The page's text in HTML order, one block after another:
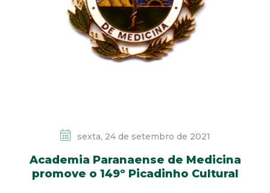
sexta, 24 de setembro de 2021
Academia Paranaense de Medicina
promove o 149º Picadinho Cultural